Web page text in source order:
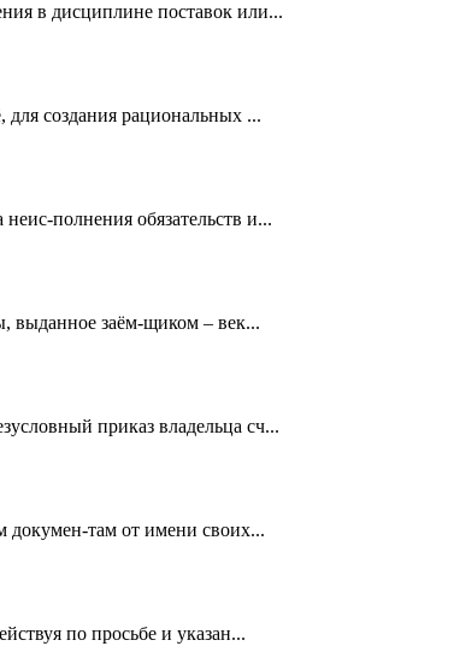
в дисциплине поставок или...
для создания рациональных ...
полнения обязательств и...
выданное заём-щиком – век...
приказ владельца сч...
докумен-там от имени своих...
по просьбе и указан...